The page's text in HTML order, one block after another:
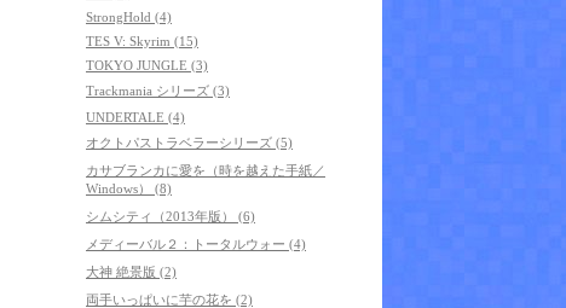
StrongHold (4)
TES V: Skyrim (15)
TOKYO JUNGLE (3)
Trackmania シリーズ (3)
UNDERTALE (4)
オクトパストラベラーシリーズ (5)
カサブランカに愛を（時を越えた手紙／
Windows） (8)
シムシティ（2013年版） (6)
メディーバル２：トータルウォー (4)
大神 絶景版 (2)
両手いっぱいに芋の花を (2)